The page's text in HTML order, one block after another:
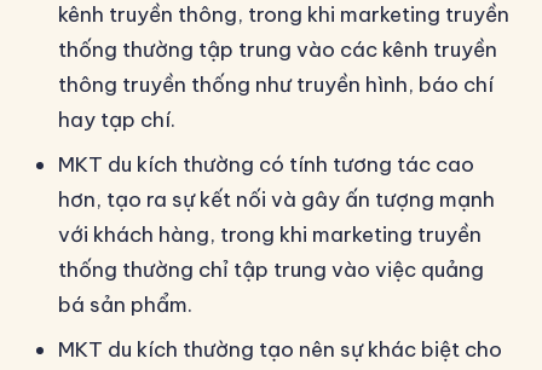
kênh truyền thông, trong khi marketing truyền
thống thường tập trung vào các kênh truyền
thông truyền thống như truyền hình, báo chí
hay tạp chí.
MKT du kích thường có tính tương tác cao
hơn, tạo ra sự kết nối và gây ấn tượng mạnh
với khách hàng, trong khi marketing truyền
thống thường chỉ tập trung vào việc quảng
bá sản phẩm.
MKT du kích thường tạo nên sự khác biệt cho